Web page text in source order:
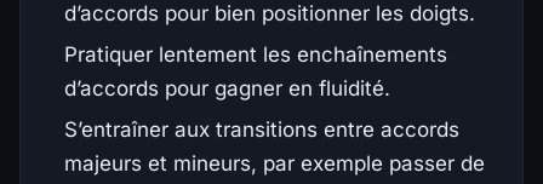
d’accords pour bien positionner les doigts.
Pratiquer lentement les enchaînements
d’accords pour gagner en fluidité.
S’entraîner aux transitions entre accords
majeurs et mineurs, par exemple passer de